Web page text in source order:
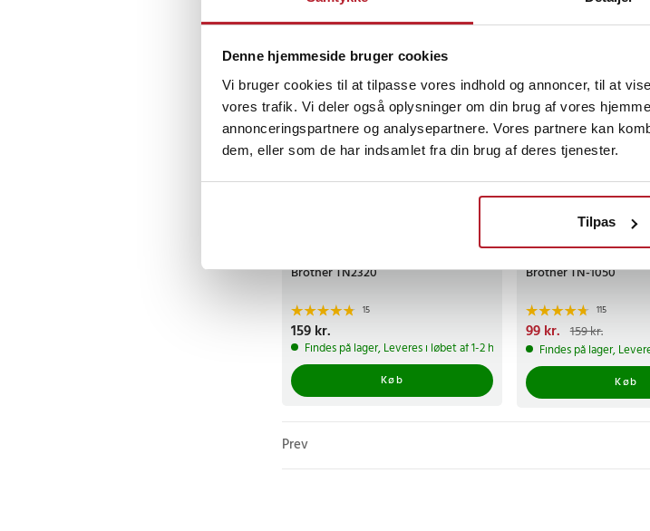
Denne hjemmeside bruger cookies
Vi bruger cookies til at tilpasse vores indhold og annoncer, til at
vores trafik. Vi deler også oplysninger om din brug af vores
annonceringspartnere og analysepartnere. Vores partnere kan
dem, eller som de har indsamlet fra din brug af deres tjenester.
Tilpas
Brother TN2320
15
Pris :159 kr.
159 kr.
Findes på lager, Leveres i løbet af 1-2 hverdage
Køb
Brother TN-1050
115
Nuværende pris
159 kr.
99 kr. 159 kr.
Findes på lager,
Køb
Prev